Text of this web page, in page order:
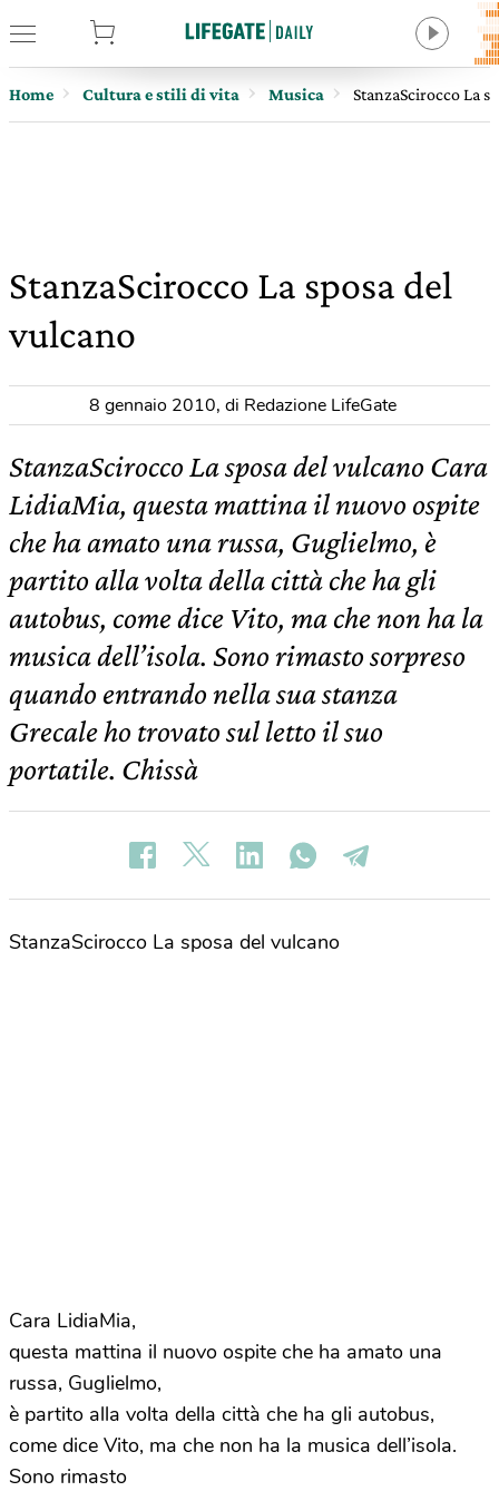
Home Cultura e stili di vita Musica StanzaScirocco La
StanzaScirocco La sposa del
vulcano
8 gennaio 2010, di Redazione LifeGate
StanzaScirocco La sposa del vulcano Cara
LidiaMia, questa mattina il nuovo ospite
che ha amato una russa, Guglielmo, è
partito alla volta della città che ha gli
autobus, come dice Vito, ma che non ha la
musica dell’isola. Sono rimasto sorpreso
quando entrando nella sua stanza
Grecale ho trovato sul letto il suo
portatile. Chissà
StanzaScirocco La sposa del vulcano
Cara LidiaMia,
questa mattina il nuovo ospite che ha amato una
russa, Guglielmo,
è partito alla volta della città che ha gli autobus,
come dice Vito, ma che non ha la musica dell’isola.
Sono rimasto